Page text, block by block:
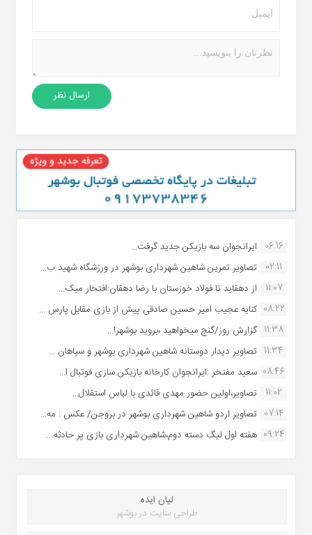
06:16 ایرانجوان سه بازیکن جدید گرفت...
02:11
تصاویر تمرین شاهین شهردارى بوشهر در ورزشگاه شهید ب...
11:07
از دهقاید تا فولاد خوزستان با رضا دهقان:افتخار میک...
08:22 کنایه عجیب امیر حسین صادقی پیش از بازی مقابل پارس ...
11:38 گزارش روز/گنج میخواهید ،بروید بوشهر!...
11:34 تصاویر دیدار دوستانه شاهین شهردارى بوشهر و سپاهان ...
08:46 سعید مفتخر :ایرانجوان کارخانه بازیکن سازی فوتبال ا...
11:02
تصاویر،اولین حضور مهدی قائدی با لباس استقلال...
07:14 تصاویر اردو شاهین شهرداری بوشهر در بروجن/ عکس : مه...
09:24 هفته اول لیگ دسته دوم،شاهین شهرداری بازی پر حادثه ...
لیان ایده
طراحی سایت در بوشهر